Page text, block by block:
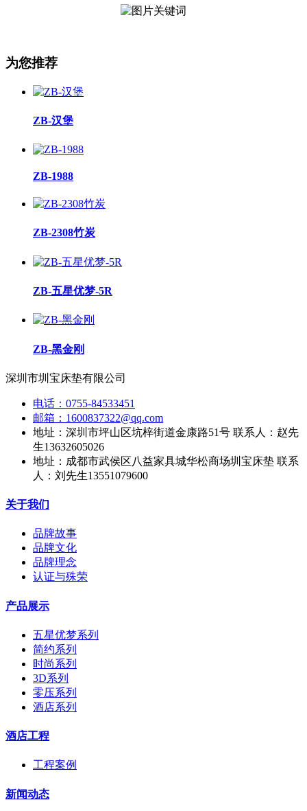
为您推荐
ZB-汉堡
ZB-1988
ZB-2308竹炭
ZB-五星优梦-5R
ZB-黑金刚
深圳市圳宝床垫有限公司
电话：0755-84533451
邮箱：1600837322@qq.com
地址：深圳市坪山区坑梓街道金康路51号 联系人：赵先
生13632605026
地址：成都市武侯区八益家具城华松商场圳宝床垫 联系
人：刘先生13551079600
关于我们
品牌故事
品牌文化
品牌理念
认证与殊荣
产品展示
五星优梦系列
简约系列
时尚系列
3D系列
零压系列
酒店系列
酒店工程
工程案例
新闻动态